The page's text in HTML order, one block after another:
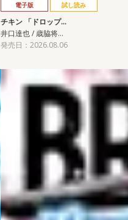
電子版 試し読み
チキン 「ドロップ…
井口達也 / 歳脇将…
発売日：2026.08.06